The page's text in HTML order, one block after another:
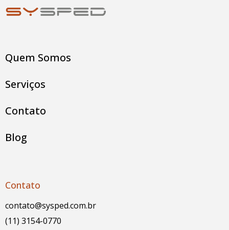
Quem Somos
Serviços
Contato
Blog
Contato
contato@sysped.com.br
(11) 3154-0770